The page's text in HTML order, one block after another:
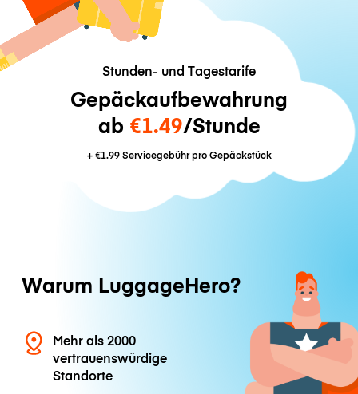
Stunden- und Tagestarife
Gepäckaufbewahrung
ab €1.49/Stunde
+€1.99Servicegebühr pro Gepäckstück
Warum LuggageHero?
Mehr als 2000
vertrauenswürdige
Standorte